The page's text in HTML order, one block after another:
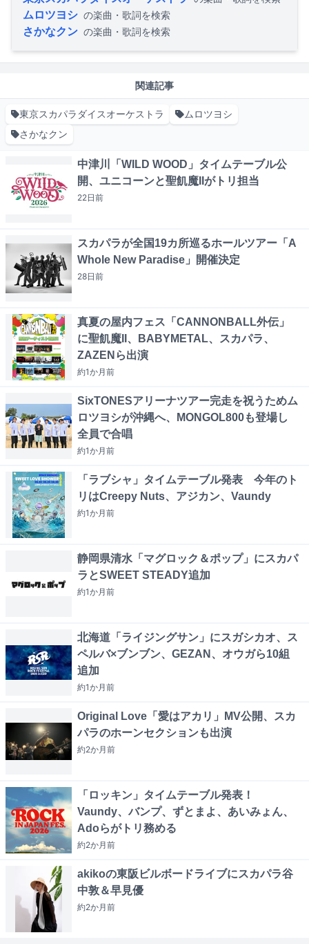
ムロツヨシ の楽曲・歌詞を検索
さかなクン の楽曲・歌詞を検索
関連記事
東京スカパラダイスオーケストラ
ムロツヨシ
さかなクン
中津川「WILD WOOD」タイムテーブル公
開、ユニコーンと聖飢魔IIがトリ担当
22日前
スカパラが全国19カ所巡るホールツアー「A
Whole New Paradise」開催決定
28日前
真夏の屋内フェス「CANNONBALL外伝」
に聖飢魔II、BABYMETAL、スカパラ、
ZAZENら出演
約1か月前
SixTONESアリーナツアー完走を祝うためム
ロツヨシが沖縄へ、MONGOL800も登場し
全員で合唱
約1か月前
「ラブシャ」タイムテーブル発表 今年のト
リはCreepy Nuts、アジカン、Vaundy
約1か月前
静岡県清水「マグロック＆ポップ」にスカパ
ラとSWEET STEADY追加
約1か月前
北海道「ライジングサン」にスガシカオ、ス
ペルバ×ブンブン、GEZAN、オウガら10組
追加
約1か月前
Original Love「愛はアカリ」MV公開、スカ
パラのホーンセクションも出演
約2か月前
「ロッキン」タイムテーブル発表！
Vaundy、バンプ、ずとまよ、あいみょん、
Adoらがトリ務める
約2か月前
akikoの東阪ビルボードライブにスカパラ谷
中敦＆早見優
約2か月前